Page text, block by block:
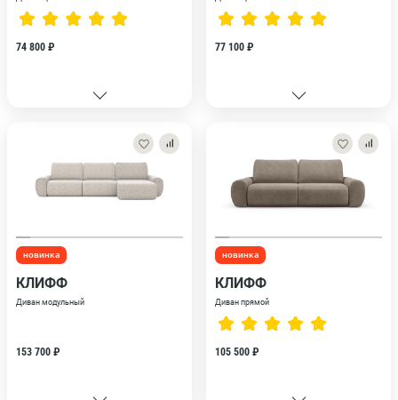
74 800 ₽ 77 100 ₽
новинка
КЛИФФ
Диван модульный
153 700 ₽
новинка
КЛИФФ
Диван прямой
105 500 ₽